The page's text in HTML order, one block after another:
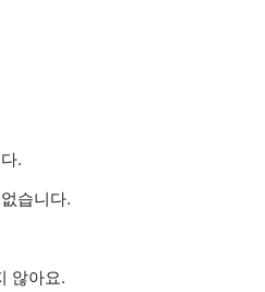
.
습니다.
않아요.